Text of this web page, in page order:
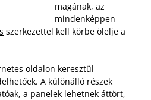
magának, az
mindenképpen
szerkezettel kell körbe ölelje a
oldalon keresztül
A különálló részek
a panelek lehetnek áttört,